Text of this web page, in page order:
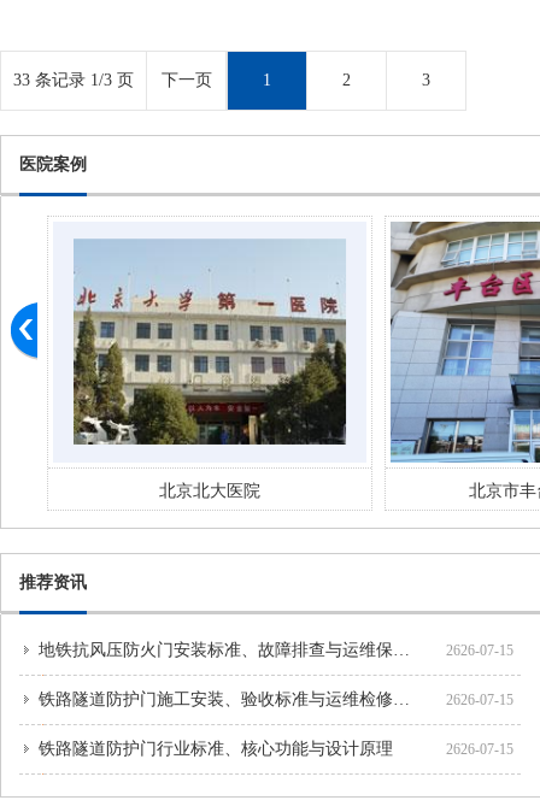
33 条记录 1/3 页 下一页 1 2 3
医院案例
北京市丰台妇幼 医院
推荐资讯
地铁抗风压防火门安装标准、故障排查与运维保养方案 2626-07-15
铁路隧道防护门施工安装、验收标准与运维检修规范 2626-07-15
铁路隧道防护门行业标准、核心功能与设计原理 2626-07-15